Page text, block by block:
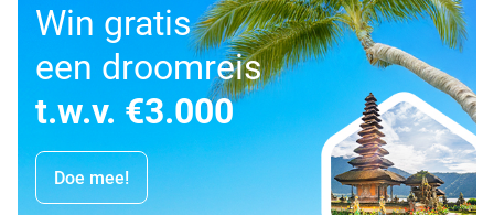
Win gratis
een droomreis
t.w.v. €3.000
Doe mee!